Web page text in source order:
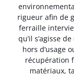
rigueur afin de
ferraille
qu’il s’agisse
hors d’usage
récupération
matériaux,